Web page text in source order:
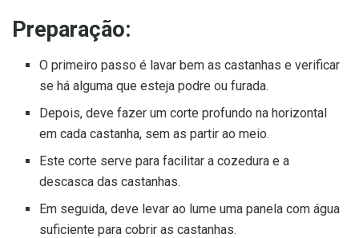
Preparação:
O primeiro passo é lavar bem as castanhas e verificar
se há alguma que esteja podre ou furada.
Depois, deve fazer um corte profundo na horizontal
em cada castanha, sem as partir ao meio.
Este corte serve para facilitar a cozedura e a
descasca das castanhas.
Em seguida, deve levar ao lume uma panela com água
suficiente para cobrir as castanhas.